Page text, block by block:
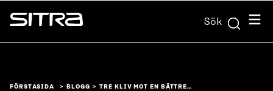
Skip to
content
Sitra Sök Meny
FÖRSTASIDA BLOGG TRE KLIV MOT EN BÄTTRE…